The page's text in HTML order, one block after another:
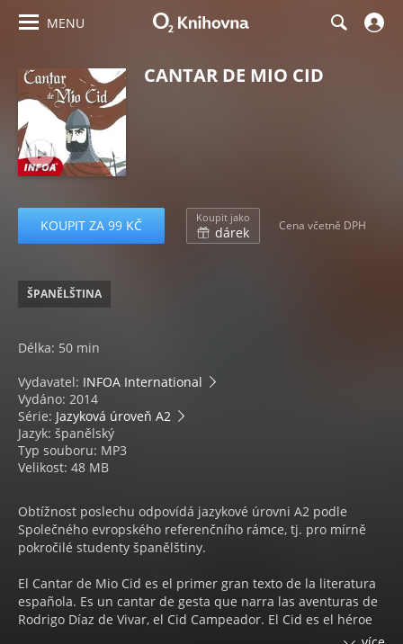
MENU
CANTAR DE MIO CID
KOUPIT ZA 99 KČ Koupit jako
dárek Cena včetně DPH
ŠPANĚLŠTINA
Délka: 50 min
Vydavatel: INFOA International
Vydáno: 2014
Série: Jazyková úroveň A2
Jazyk: španělský
Typ souboru: MP3
Velikost: 48 MB
Obtížnost poslechu odpovídá jazykové úrovni A2 podle
Společného evropského referenčního rámce, tj. pro mírně
pokročilé studenty španělštiny.
El Cantar de Mio Cid es el primer gran texto de la literatura
española. Es un cantar de gesta que narra las aventuras de
Rodrigo Díaz de Vivar, el Cid Campeador. El Cid es el héroe
más importante de la historia medieval española. Gran